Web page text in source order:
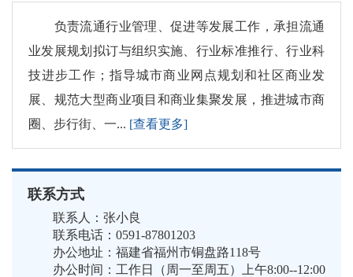
负责流通行业管理、促进等发展工作，承担流通
业发展规划拟订与组织实施、行业标准推行、行业科
技进步工作；指导城市商业网点规划和社区商业发
展、规范大型商业项目和商业集聚发展，推进城市商
圈、步行街、一... [查看更多]
联系方式
联系人：张小良
联系电话：0591-87801203
办公地址：福建省福州市铜盘路118号
办公时间：工作日（周一至周五）上午8:00--12:00